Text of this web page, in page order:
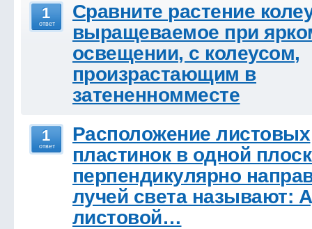
1
ответ
Сравните растение
выращеваемое при
освещении, с колеусом,
произрастающим в
затененномместе
1
ответ
Расположение листовых
пластинок в одной
перпендикулярно
лучей света называют:
листовой…